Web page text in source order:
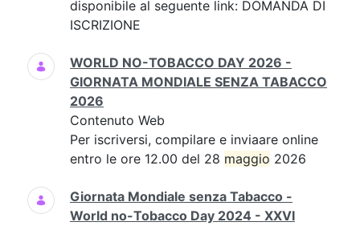
disponibile al seguente link: DOMANDA DI
ISCRIZIONE
WORLD NO-TOBACCO DAY 2026 -
GIORNATA MONDIALE SENZA TABACCO
2026
Contenuto Web
Per iscriversi, compilare e inviaare online
entro le ore 12.00 del 28 maggio 2026
Giornata Mondiale senza Tabacco -
World no-Tobacco Day 2024 - XXVI